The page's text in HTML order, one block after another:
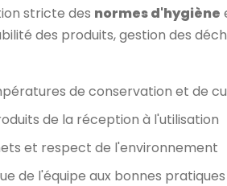
stricte des normes d'hygiène
des produits, gestion des
de conservation et de
de la réception à l'utilisation
et respect de l'environnement
de l'équipe aux bonnes